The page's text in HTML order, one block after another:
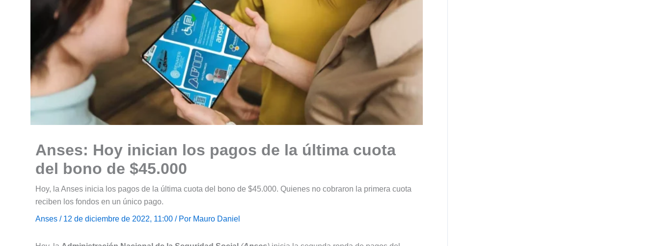
Anses: Hoy inician los pagos de la última cuota
del bono de $45.000
Hoy, la Anses inicia los pagos de la última cuota del bono de $45.000. Quienes no cobraron la primera cuota
reciben los fondos en un único pago.
Anses / 12 de diciembre de 2022, 11:00 / Por Mauro Daniel